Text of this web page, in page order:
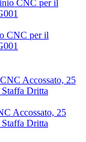
CNC per il
Accossato, 25
Dritta